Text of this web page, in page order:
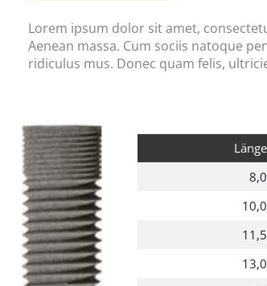
Lorem ipsum dolor sit amet,
Aenean massa. Cum sociis natoque
ridiculus mus. Donec quam felis,
Länge
8,0
10,0
11,5
13,0